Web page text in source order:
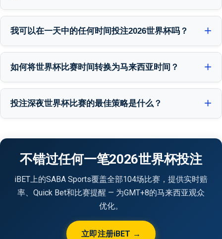
有。美国场馆的早场开球（东部时间中午12点/中部时间上午11点）
转换为MYT午夜，对许多观众来说是可以接受的。周末比赛对观众
我可以在一天中的任何时间投注2026世界杯吗？
可以。iBET上的SABA Sports提供24/7全天候投注服务。你可以在开
球前的任何时间下赛前投注，在比赛期间进行滚球投注。许多马来
行研究和下注。
如何将世界杯比赛时间转换为马来西亚时间？
在当地开球时间上加以下小时数：东部时间（ET）+12小时、中部
时间（CT）+13小时、墨西哥CST +14小时、太平洋时间（PT）+15
投注深夜世界杯比赛的最佳策略是什么？
因为睡眠不足会影响决策。使用SABA Quick Bet预设投注，为特定
不错过任何一笔2026世界杯投注
iBET上的SABA Sports覆盖全部104场比赛，提供实时赔
率、Quick Bet和比赛提醒 — 为GMT+8的马来西亚观众
优化。
立即注册iBET →